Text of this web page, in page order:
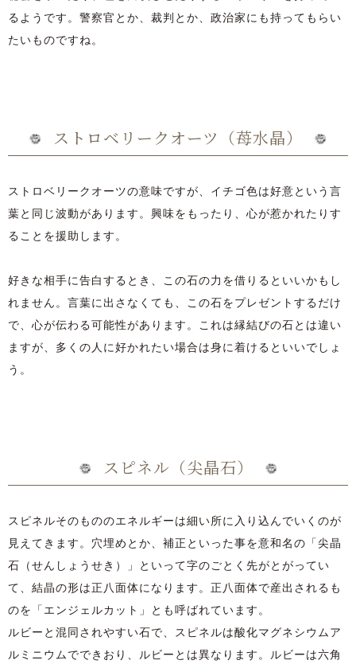
るようです。警察官とか、裁判とか、政治家にも持ってもらい
たいものですね。
ストロベリークオーツ（苺水晶）
ストロベリークオーツの意味ですが、イチゴ色は好意という言
葉と同じ波動があります。興味をもったり、心が惹かれたりす
ることを援助します。
好きな相手に告白するとき、この石の力を借りるといいかもし
れません。言葉に出さなくても、この石をプレゼントするだけ
で、心が伝わる可能性があります。これは縁結びの石とは違い
ますが、多くの人に好かれたい場合は身に着けるといいでしょ
う。
スピネル（尖晶石）
スピネルそのもののエネルギーは細い所に入り込んでいくのが
見えてきます。穴埋めとか、補正といった事を意和名の「尖晶
石（せんしょうせき）」といって字のごとく先がとがってい
て、結晶の形は正八面体になります。正八面体で産出されるも
のを「エンジェルカット」とも呼ばれています。
ルビーと混同されやすい石で、スピネルは酸化マグネシウムア
ルミニウムでできおり、ルビーとは異なります。ルビーは六角